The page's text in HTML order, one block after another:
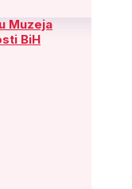
Muzeja
BiH